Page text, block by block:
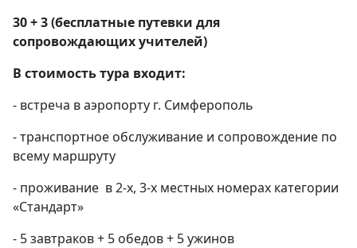
30 + 3 (бесплатные путевки для
сопровождающих учителей)
В стоимость тура входит:
- встреча в аэропорту г. Симферополь
- транспортное обслуживание и сопровождение по
всему маршруту
- проживание в 2-х, 3-х местных номерах категории
«Стандарт»
- 5 завтраков + 5 обедов + 5 ужинов